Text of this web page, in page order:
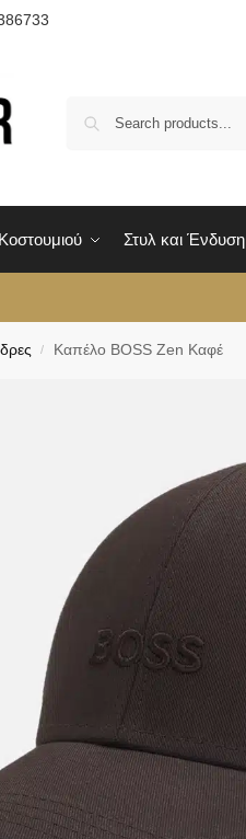
Στυλ και Ένδυση
/ Καπέλο BOSS Zen Καφέ